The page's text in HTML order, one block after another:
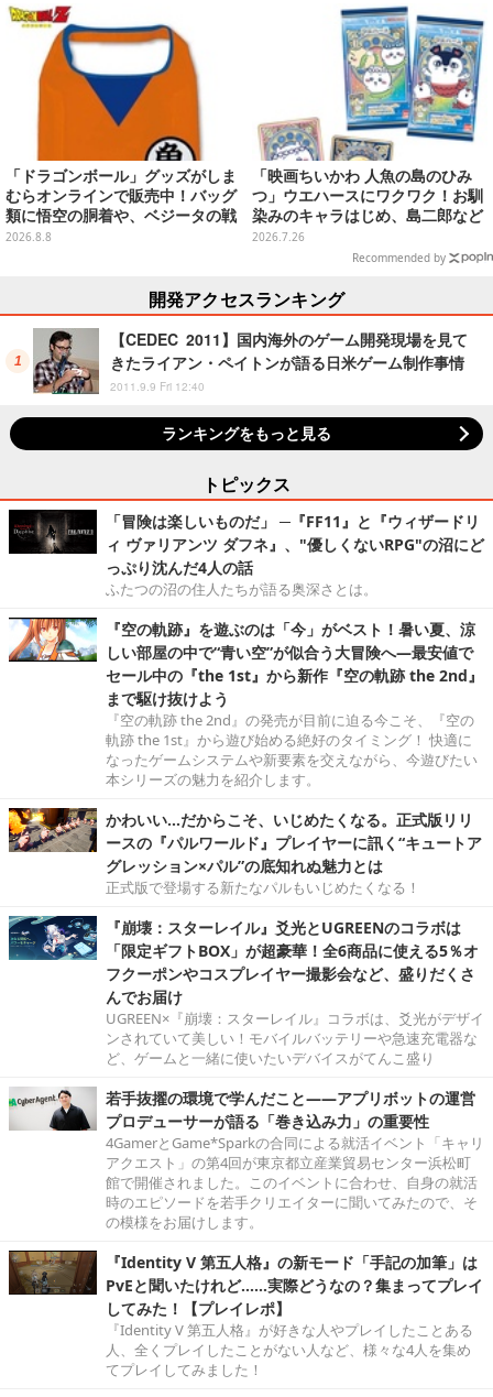
「ドラゴンボール」グッズがしま
むらオンラインで販売中！バッグ
類に悟空の胴着や、ベジータの戦
闘服を大胆デザイン
2026.8.8
「映画ちいかわ 人魚の島のひみ
つ」ウエハースにワクワク！お馴
染みのキャラはじめ、島二郎など
セイレーン編カード全22種
2026.7.26
Recommended by
開発アクセスランキング
【CEDEC 2011】国内海外のゲーム開発現場を見て
きたライアン・ペイトンが語る日米ゲーム制作事情
2011.9.9 Fri 12:40
ランキングをもっと見る
トピックス
「冒険は楽しいものだ」 ─『FF11』と『ウィザードリ
ィ ヴァリアンツ ダフネ』、"優しくないRPG"の沼にど
っぷり沈んだ4人の話
ふたつの沼の住人たちが語る奥深さとは。
『空の軌跡』を遊ぶのは「今」がベスト！暑い夏、涼
しい部屋の中で“青い空”が似合う大冒険へ―最安値で
セール中の『the 1st』から新作『空の軌跡 the 2nd』
まで駆け抜けよう
『空の軌跡 the 2nd』の発売が目前に迫る今こそ、『空の
軌跡 the 1st』から遊び始める絶好のタイミング！ 快適に
なったゲームシステムや新要素を交えながら、今遊びたい
本シリーズの魅力を紹介します。
かわいい…だからこそ、いじめたくなる。正式版リリ
ースの『パルワールド』プレイヤーに訊く“キュートア
グレッション×パル”の底知れぬ魅力とは
正式版で登場する新たなパルもいじめたくなる！
『崩壊：スターレイル』爻光とUGREENのコラボは
「限定ギフトBOX」が超豪華！全6商品に使える5％オ
フクーポンやコスプレイヤー撮影会など、盛りだくさ
んでお届け
UGREEN×『崩壊：スターレイル』コラボは、爻光がデザイ
ンされていて美しい！モバイルバッテリーや急速充電器な
ど、ゲームと一緒に使いたいデバイスがてんこ盛り
若手抜擢の環境で学んだこと――アプリボットの運営
プロデューサーが語る「巻き込み力」の重要性
4GamerとGame*Sparkの合同による就活イベント「キャリ
アクエスト」の第4回が東京都立産業貿易センター浜松町
館で開催されました。このイベントに合わせ、自身の就活
時のエピソードを若手クリエイターに聞いてみたので、そ
の模様をお届けします。
『Identity V 第五人格』の新モード「手記の加筆」は
PvEと聞いたけれど……実際どうなの？集まってプレイ
してみた！【プレイレポ】
『Identity V 第五人格』が好きな人やプレイしたことある
人、全くプレイしたことがない人など、様々な4人を集め
てプレイしてみました！